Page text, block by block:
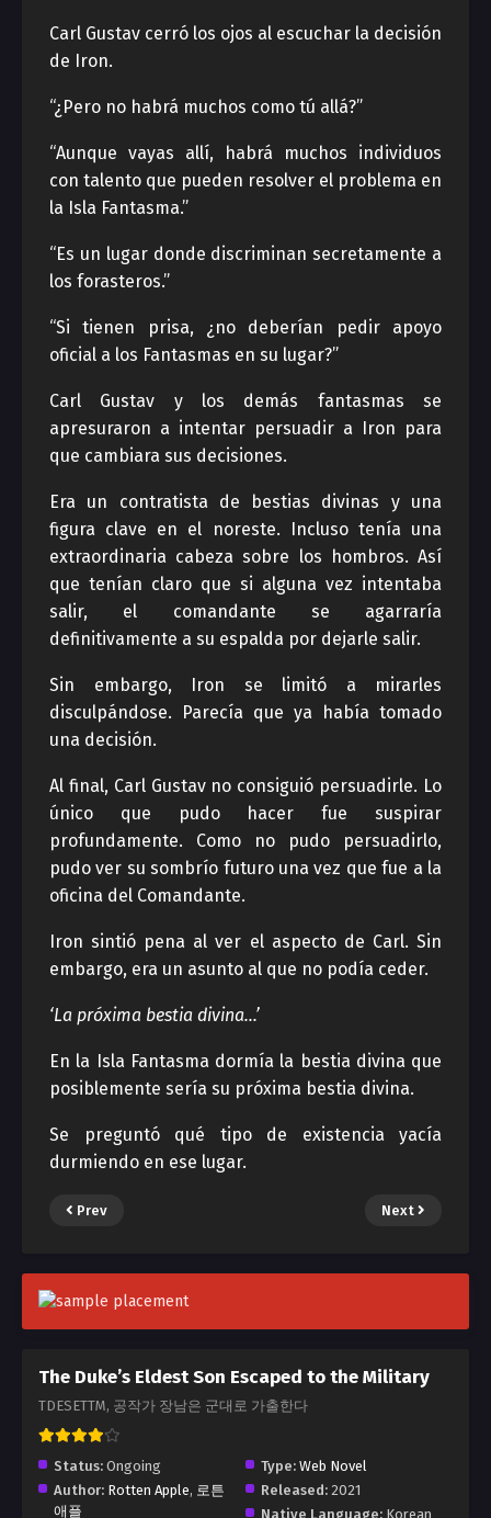
Carl Gustav cerró los ojos al escuchar la decisión
de Iron.
“¿Pero no habrá muchos como tú allá?”
“Aunque vayas allí, habrá muchos individuos
con talento que pueden resolver el problema en
la Isla Fantasma.”
“Es un lugar donde discriminan secretamente a
los forasteros.”
“Si tienen prisa, ¿no deberían pedir apoyo
oficial a los Fantasmas en su lugar?”
Carl Gustav y los demás fantasmas se
apresuraron a intentar persuadir a Iron para
que cambiara sus decisiones.
Era un contratista de bestias divinas y una
figura clave en el noreste. Incluso tenía una
extraordinaria cabeza sobre los hombros. Así
que tenían claro que si alguna vez intentaba
salir, el comandante se agarraría
definitivamente a su espalda por dejarle salir.
Sin embargo, Iron se limitó a mirarles
disculpándose. Parecía que ya había tomado
una decisión.
Al final, Carl Gustav no consiguió persuadirle. Lo
único que pudo hacer fue suspirar
profundamente. Como no pudo persuadirlo,
pudo ver su sombrío futuro una vez que fue a la
oficina del Comandante.
Iron sintió pena al ver el aspecto de Carl. Sin
embargo, era un asunto al que no podía ceder.
‘La próxima bestia divina…’
En la Isla Fantasma dormía la bestia divina que
posiblemente sería su próxima bestia divina.
Se preguntó qué tipo de existencia yacía
durmiendo en ese lugar.
Prev Next
The Duke’s Eldest Son Escaped to the Military
TDESETTM, 공작가 장남은 군대로 가출한다
Status: Ongoing Type: Web Novel
Author: Rotten Apple, 로튼
애플
Released: 2021
Native Language: Korean